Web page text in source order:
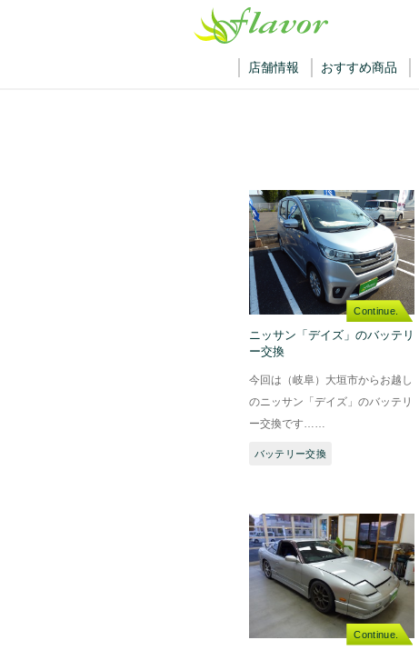
店舗情報 おすすめ商品
Continue.
ニッサン「デイズ」のバッテリ
ー交換
今回は（岐阜）大垣市からお越し
のニッサン「デイズ」のバッテリ
ー交換です……
バッテリー交換
Continue.